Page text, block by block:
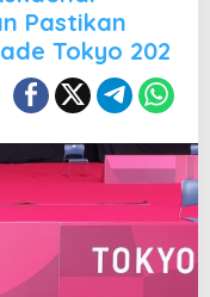
Pastikan
Tokyo 202